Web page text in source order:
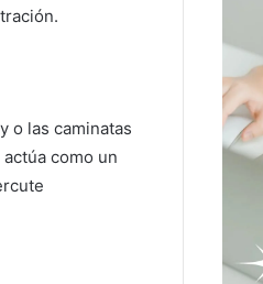
o las caminatas
como un